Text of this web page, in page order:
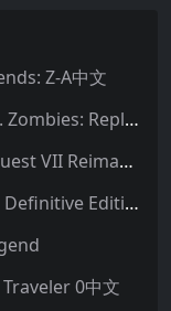
Z-A中文
植物大战僵尸：重植版|Plants vs. Zombies: Replanted中文
勇者斗恶龙7：重制版|Dragon Quest VII Reimagined中文
古墓丽影：决定版|Tomb Raider: Definitive Edition中文
0中文